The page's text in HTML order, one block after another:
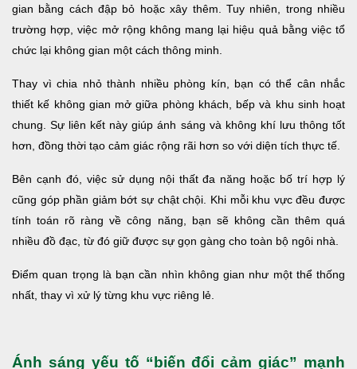
gian bằng cách đập bỏ hoặc xây thêm. Tuy nhiên, trong nhiều
trường hợp, việc mở rộng không mang lại hiệu quả bằng việc tổ
chức lại không gian một cách thông minh.
Thay vì chia nhỏ thành nhiều phòng kín, bạn có thể cân nhắc
thiết kế không gian mở giữa phòng khách, bếp và khu sinh hoạt
chung. Sự liên kết này giúp ánh sáng và không khí lưu thông tốt
hơn, đồng thời tạo cảm giác rộng rãi hơn so với diện tích thực tế.
Bên cạnh đó, việc sử dụng nội thất đa năng hoặc bố trí hợp lý
cũng góp phần giảm bớt sự chật chội. Khi mỗi khu vực đều được
tính toán rõ ràng về công năng, bạn sẽ không cần thêm quá
nhiều đồ đạc, từ đó giữ được sự gọn gàng cho toàn bộ ngôi nhà.
Điểm quan trọng là bạn cần nhìn không gian như một thể thống
nhất, thay vì xử lý từng khu vực riêng lẻ.
Ánh sáng yếu tố “biến đổi cảm giác” mạnh